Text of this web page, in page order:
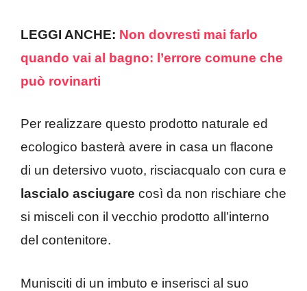
LEGGI ANCHE: Non dovresti mai farlo
quando vai al bagno: l’errore comune che
può rovinarti
Per realizzare questo prodotto naturale ed
ecologico basterà avere in casa un flacone
di un detersivo vuoto, risciacqualo con cura e
lascialo asciugare così da non rischiare che
si misceli con il vecchio prodotto all’interno
del contenitore.
Munisciti di un imbuto e inserisci al suo